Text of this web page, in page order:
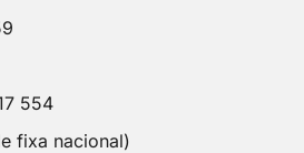
554
fixa nacional)